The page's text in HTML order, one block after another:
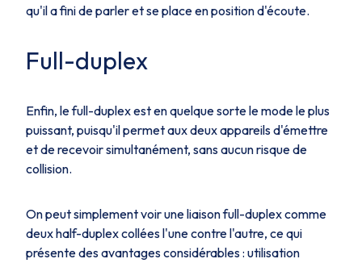
qu'il a fini de parler et se place en position d'écoute.
Full-duplex
Enfin, lefull-duplexest en quelque sorte le mode le plus
puissant, puisqu'il permet aux deux appareils d'émettre
et de recevoir simultanément, sans aucun risque de
collision.
On peut simplement voir une liaisonfull-duplexcomme
deuxhalf-duplexcollées l'une contre l'autre, ce qui
présente des avantages considérables : utilisation